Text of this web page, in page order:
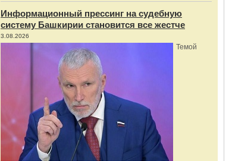
Информационный прессинг на судебную
систему Башкирии становится все жестче
3.08.2026
Темой